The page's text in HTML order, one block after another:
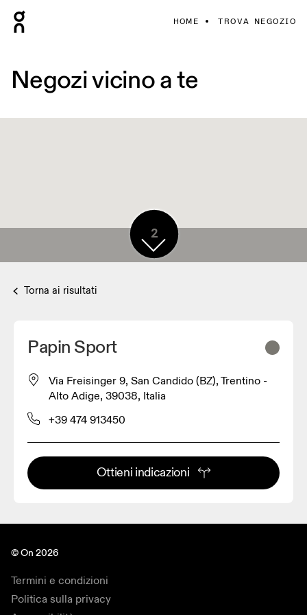
HOME TROVA NEGOZIO
Negozi vicino a te
2
Torna ai risultati
Papin Sport
Via Freisinger 9, San Candido (BZ), Trentino -
Alto Adige, 39038, Italia
+39 474 913450
Ottieni indicazioni
© On 2026
Termini e condizioni
Politica sulla privacy